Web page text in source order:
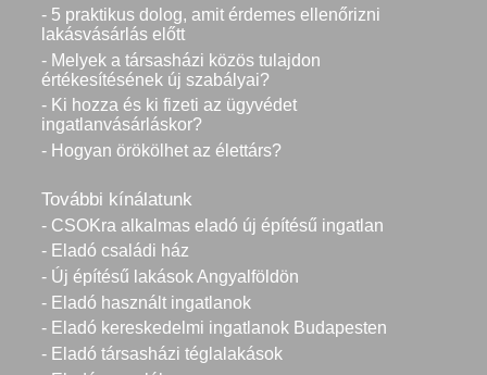
- 5 praktikus dolog, amit érdemes ellenőrizni
lakásvásárlás előtt
- Melyek a társasházi közös tulajdon
értékesítésének új szabályai?
- Ki hozza és ki fizeti az ügyvédet
ingatlanvásárláskor?
- Hogyan örökölhet az élettárs?
További kínálatunk
- CSOKra alkalmas eladó új építésű ingatlan
- Eladó családi ház
- Új építésű lakások Angyalföldön
- Eladó használt ingatlanok
- Eladó kereskedelmi ingatlanok Budapesten
- Eladó társasházi téglalakások